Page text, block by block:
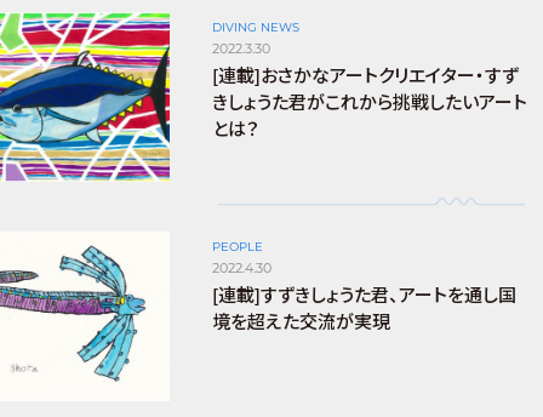
DIVING NEWS
2022.3.30
[連載]おさかなアートクリエイター・すず
きしょうた君がこれから挑戦したいアート
とは？
PEOPLE
2022.4.30
[連載]すずきしょうた君、アートを通し国
境を超えた交流が実現